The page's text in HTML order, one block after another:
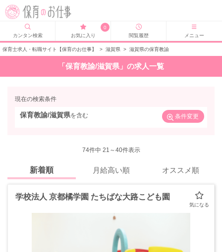
カンタン検索
0
お気に入り
閲覧履歴 メニュー
保育士求人・転職サイト【保育のお仕事】 > 滋賀県 > 滋賀県の保育教諭
「保育教諭/滋賀県」の求人一覧
現在の検索条件
保育教諭/滋賀県を含む 条件変更
74件中 21～40件表示
新着順 月給高い順 オススメ順
学校法人 京都橘学園 たちばな大路こども園